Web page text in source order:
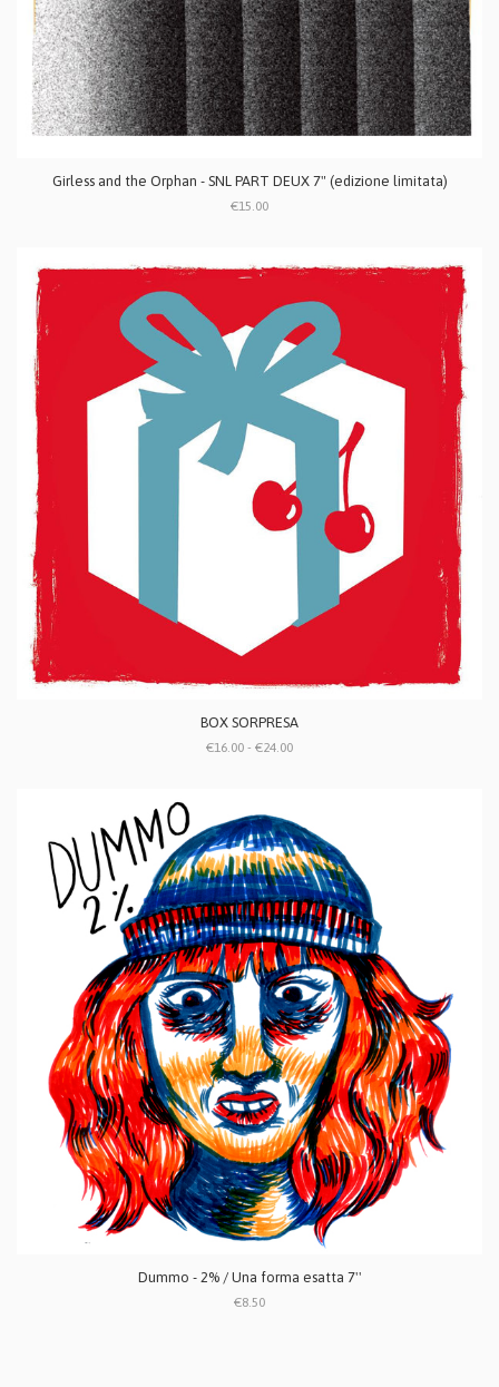
Girless and the Orphan - SNL PART DEUX 7" (edizione limitata)
€15.00
BOX SORPRESA
€16.00 - €24.00
Dummo - 2% / Una forma esatta 7''
€8.50